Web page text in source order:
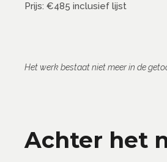
Prijs: €485 inclusief lijst
Het werk bestaat niet meer in de
Achter het